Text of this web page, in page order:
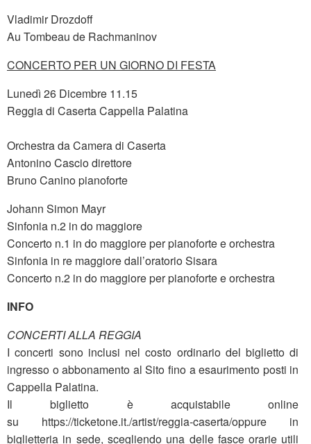
Vladimir Drozdoff
Au Tombeau de Rachmaninov
CONCERTO PER UN GIORNO DI FESTA
Lunedì 26 Dicembre 11.15
Reggia di Caserta Cappella Palatina
Orchestra da Camera di Caserta
Antonino Cascio direttore
Bruno Canino pianoforte
Johann Simon Mayr
Sinfonia n.2 in do maggiore
Concerto n.1 in do maggiore per pianoforte e orchestra
Sinfonia in re maggiore dall’oratorio Sisara
Concerto n.2 in do maggiore per pianoforte e orchestra
INFO
CONCERTI ALLA REGGIA
I concerti sono inclusi nel costo ordinario del biglietto di
ingresso o abbonamento al Sito fino a esaurimento posti in
Cappella Palatina.
Il biglietto è acquistabile online
su https://ticketone.it./artist/reggia-caserta/oppure in
biglietteria in sede, scegliendo una delle fasce orarie utili